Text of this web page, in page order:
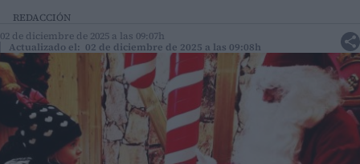
REDACCIÓN
02 de diciembre de 2025 a las 09:07h
Actualizado el: 02 de diciembre de 2025 a las 09:08h